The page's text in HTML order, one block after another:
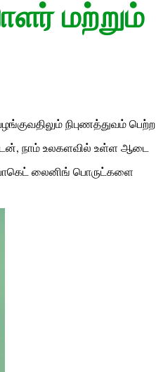
மற்றும்
நிபுணத்துவம் பெற்ற
நாம் உலகளவில் உள்ள ஆடை
பாகெட் லைனிங் பொருட்களை